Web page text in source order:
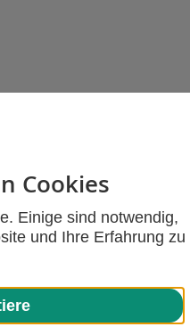
Cookies
Einige sind notwendig,
und Ihre Erfahrung zu